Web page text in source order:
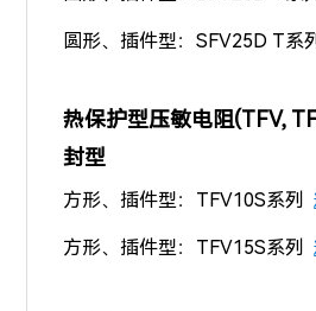
圆形、插件型：SFV25D T
热保护型压敏电阻(TFV,
封型
方形、插件型：TFV10S系列
方形、插件型：TFV15S系列